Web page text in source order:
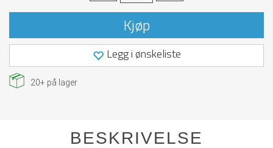
Kjøp
Legg i ønskeliste
20+ på lager
BESKRIVELSE